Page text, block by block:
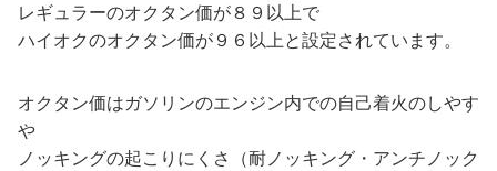
レギュラーのオクタン価が８９以上で
ハイオクのオクタン価が９６以上と設定されています。
オクタン価はガソリンのエンジン内での自己着火のしやす
や
ノッキングの起こりにくさ（耐ノッキング・アンチノック